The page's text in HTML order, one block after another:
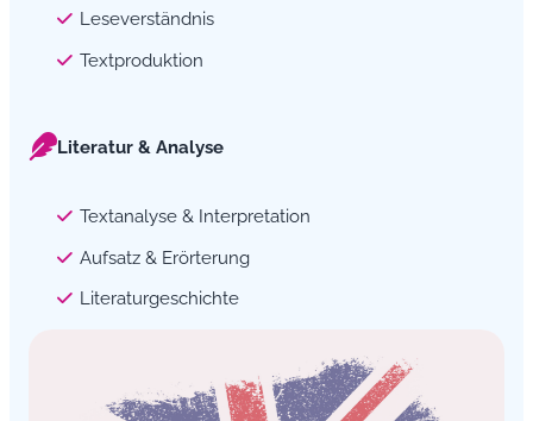
Leseverständnis
Textproduktion
Literatur & Analyse
Textanalyse & Interpretation
Aufsatz & Erörterung
Literaturgeschichte